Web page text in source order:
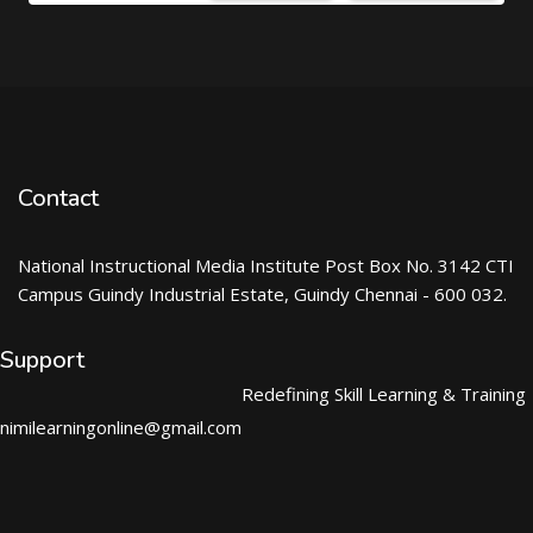
Contact
National Instructional Media Institute Post Box No. 3142 CTI
Campus Guindy Industrial Estate, Guindy Chennai - 600 032.
Support
nimilearningonline@gmail.com
Redefining Skill Learning & Training